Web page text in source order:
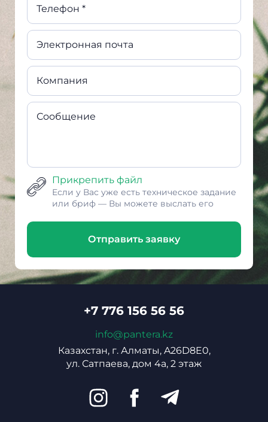
Телефон *
Электронная почта
Компания
Сообщение
Прикрепить файл
Если у Вас уже есть техническое задание
или бриф — Вы можете выслать его
Отправить заявку
+7 776 156 56 56
info@pantera.kz
Казахстан, г. Алматы, A26D8E0,
ул. Сатпаева, дом 4а, 2 этаж